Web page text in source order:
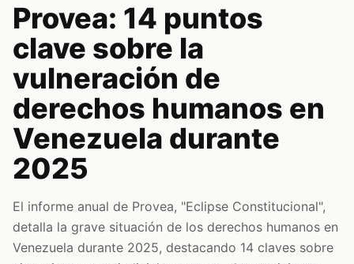
Provea: 14 puntos
clave sobre la
vulneración de
derechos humanos en
Venezuela durante
2025
El informe anual de Provea, "Eclipse Constitucional",
detalla la grave situación de los derechos humanos en
Venezuela durante 2025, destacando 14 claves sobre